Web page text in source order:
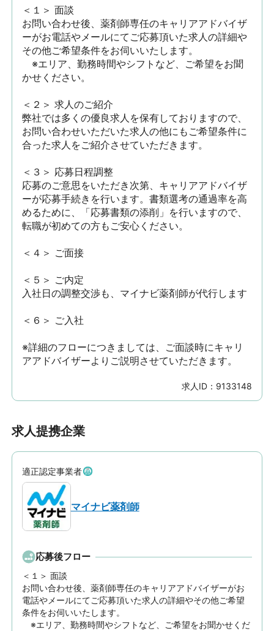
＜１＞ 面談
お問い合わせ後、薬剤師専任のキャリアアドバイザ
ーがお電話やメールにてご応募頂いた求人の詳細や
その他ご希望条件をお伺いいたします。
※エリア、勤務時間やシフトなど、ご希望をお聞
かせください。
＜２＞ 求人のご紹介
弊社では多くの優良求人を保有しておりますので、
お問い合わせいただいた求人の他にもご希望条件に
合った求人をご紹介させていただきます。
＜３＞ 応募日程調整
応募のご意思をいただき次第、キャリアアドバイザ
ーが応募手続きを行います。書類選考の通過率を高
めるために、「応募書類の添削」を行いますので、
転職が初めての方もご安心ください。
＜４＞ ご面接
＜５＞ ご内定
入社日の調整交渉も、マイナビ薬剤師が代行します
＜６＞ ご入社
※詳細のフローにつきましては、ご面談時にキャリ
アアドバイザーよりご説明させていただきます。
求人ID： 9133148
求人提携企業
適正認定事業者
マイナビ薬剤師
応募後フロー
＜１＞ 面談
お問い合わせ後、薬剤師専任のキャリアアドバイザーがお
電話やメールにてご応募頂いた求人の詳細やその他ご希望
条件をお伺いいたします。
※エリア、勤務時間やシフトなど、ご希望をお聞かせくだ